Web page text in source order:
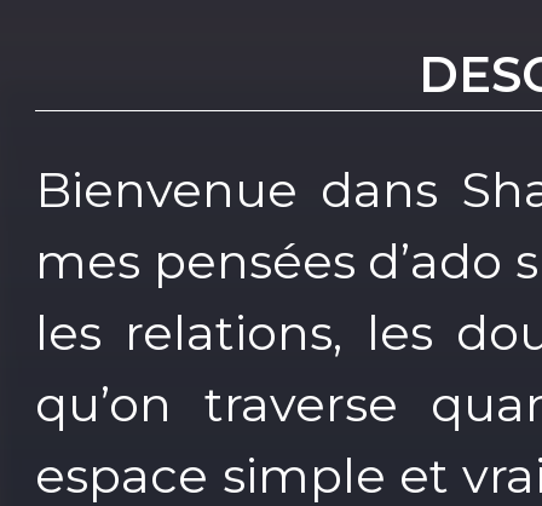
Bienvenue dans
mes pensées d’ado
les relations, les
qu’on traverse
espace simple et